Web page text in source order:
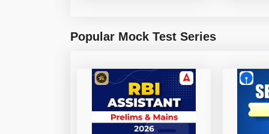
Popular Mock Test Series